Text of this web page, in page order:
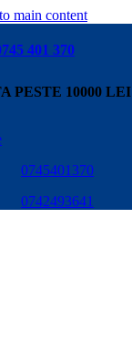
main content
401 370
PESTE 10000 LEI
0745401370
0742493641